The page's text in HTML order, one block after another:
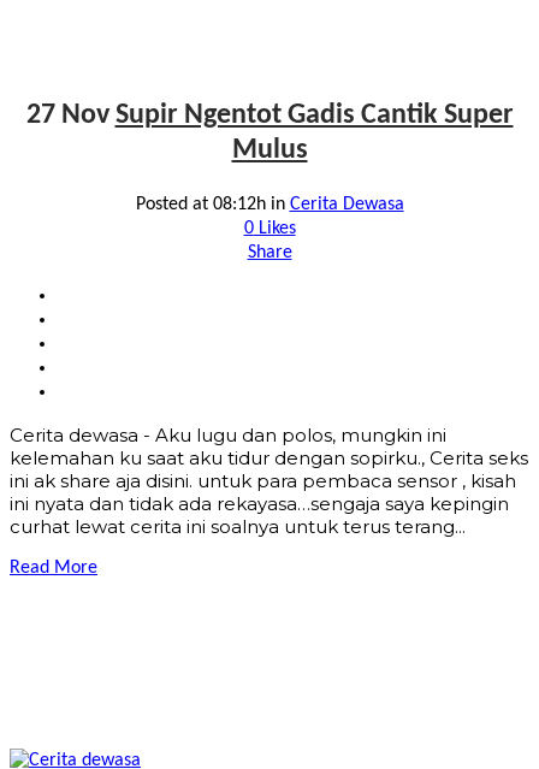
27 Nov Supir Ngentot Gadis Cantik Super
Mulus
Posted at 08:12hin Cerita Dewasa
0Likes
Share
Cerita dewasa - Aku lugu dan polos, mungkin ini
kelemahan ku saat aku tidur dengan sopirku., Cerita seks
ini ak share aja disini. untuk para pembaca sensor , kisah
ini nyata dan tidak ada rekayasa…sengaja saya kepingin
curhat lewat cerita ini soalnya untuk terus terang...
Read More